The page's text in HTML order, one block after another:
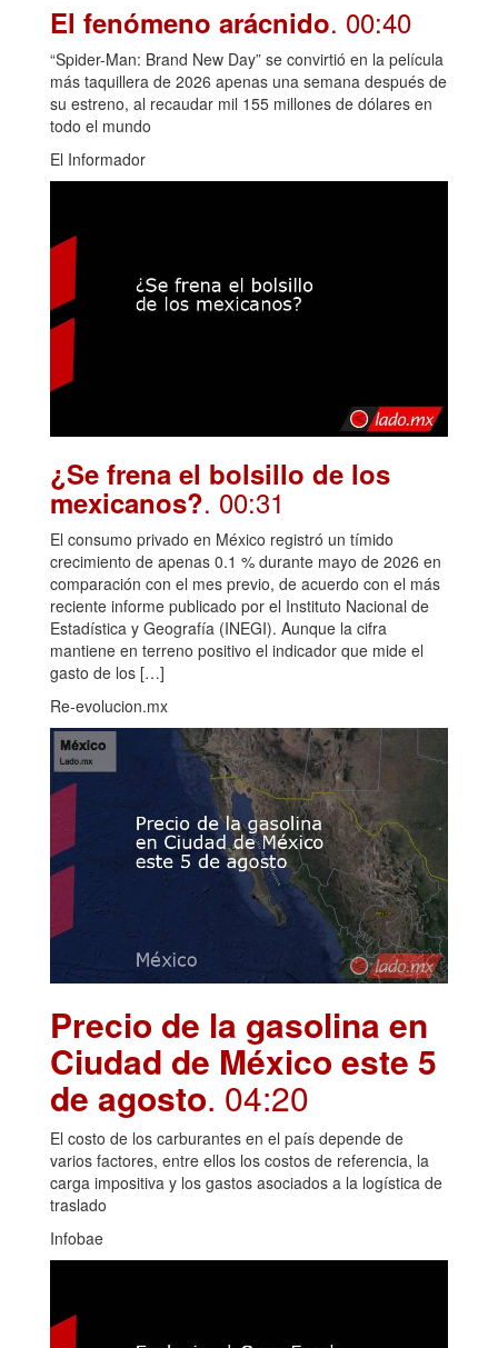
El fenómeno arácnido. 00:40
“Spider-Man: Brand New Day” se convirtió en la película
más taquillera de 2026 apenas una semana después de
su estreno, al recaudar mil 155 millones de dólares en
todo el mundo
El Informador
¿Se frena el bolsillo de los
mexicanos?. 00:31
El consumo privado en México registró un tímido
crecimiento de apenas 0.1 % durante mayo de 2026 en
comparación con el mes previo, de acuerdo con el más
reciente informe publicado por el Instituto Nacional de
Estadística y Geografía (INEGI). Aunque la cifra
mantiene en terreno positivo el indicador que mide el
gasto de los […]
Re-evolucion.mx
Precio de la gasolina en
Ciudad de México este 5
de agosto. 04:20
El costo de los carburantes en el país depende de
varios factores, entre ellos los costos de referencia, la
carga impositiva y los gastos asociados a la logística de
traslado
Infobae